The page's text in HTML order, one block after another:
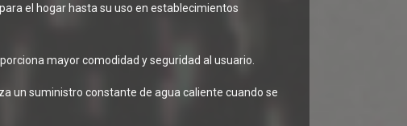
el hogar hasta su uso en establecimientos
mayor comodidad y seguridad al usuario.
un suministro constante de agua caliente cuando se